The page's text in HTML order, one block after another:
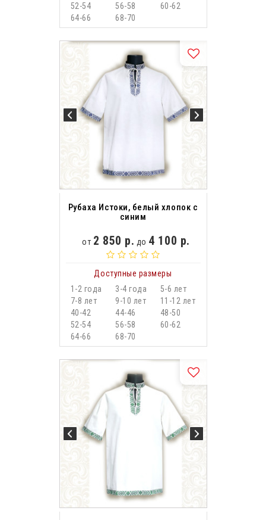
52-54
56-58
60-62
64-66
68-70
Рубаха Истоки, белый хлопок с
синим
от 2 850 р. до 4 100 р.
Доступные размеры
1-2 года
3-4 года
5-6 лет
7-8 лет
9-10 лет
11-12 лет
40-42
44-46
48-50
52-54
56-58
60-62
64-66
68-70